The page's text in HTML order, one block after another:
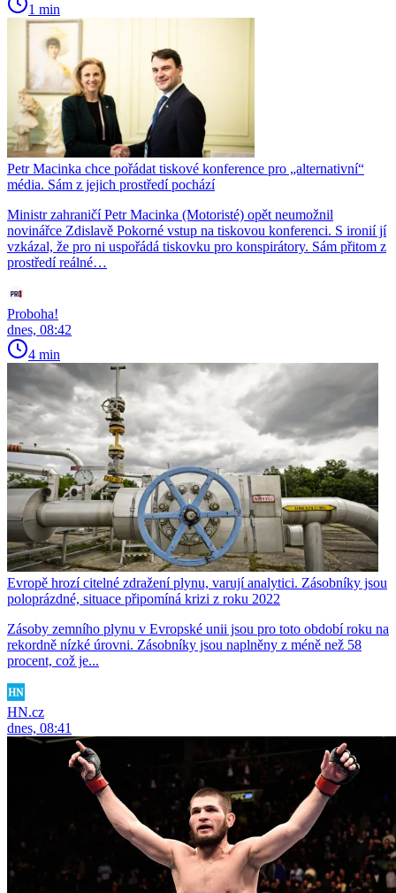
1 min
Petr Macinka chce pořádat tiskové konference pro „alternativní“
média. Sám z jejich prostředí pochází
Ministr zahraničí Petr Macinka (Motoristé) opět neumožnil
novinářce Zdislavě Pokorné vstup na tiskovou konferenci. S ironií jí
vzkázal, že pro ni uspořádá tiskovku pro konspirátory. Sám přitom z
prostředí reálné…
Proboha!
dnes, 08:42
4 min
Evropě hrozí citelné zdražení plynu, varují analytici. Zásobníky jsou
poloprázdné, situace připomíná krizi z roku 2022
Zásoby zemního plynu v Evropské unii jsou pro toto období roku na
rekordně nízké úrovni. Zásobníky jsou naplněny z méně než 58
procent, což je...
HN.cz
dnes, 08:41